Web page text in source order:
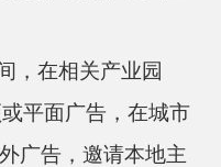
，在相关产业园
平面广告，在城市
广告，邀请本地主